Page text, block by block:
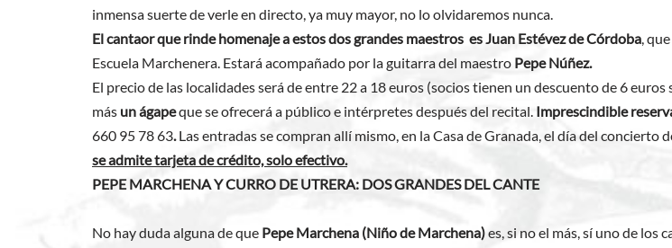
inmensa suerte de verle en directo, ya muy mayor, no lo olvidaremos nunca.
El cantaor que rinde homenaje a estos dos grandes maestros es Juan Estévez de Córdoba,
Escuela Marchenera. Estará acompañado por la guitarra del maestro Pepe Núñez.
El precio de las localidades será de entre 22 a 18 euros (socios tienen un descuento de 6
más un ágapeque se ofrecerá a público e intérpretes después del recital. Imprescindible
660 95 78 63.Las entradas se compran allí mismo, en la Casa de Granada, el día del
se admite tarjeta de crédito, solo efectivo.
PEPE MARCHENA Y CURRO DE UTRERA: DOS GRANDES DEL CANTE
No hay duda alguna de que Pepe Marchena (Niño de Marchena)es, si no el más, sí uno de